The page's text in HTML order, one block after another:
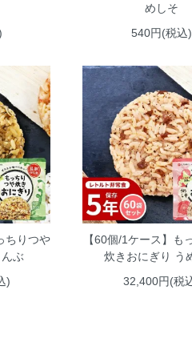
めしそ
540円(税込)
ちりつや
ぶ
)
【60個/1ケース】も
炊きおにぎり う
32,400円(税